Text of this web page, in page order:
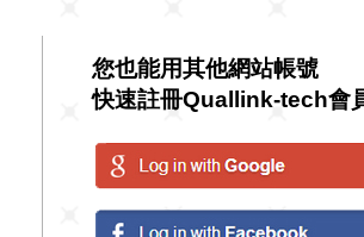
您也能用其他網站帳號
快速註冊Quallink-tech會